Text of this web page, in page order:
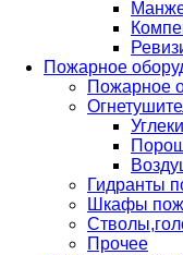
Пожарное
Пожарное
Гидранты
Шкафы
Прочее